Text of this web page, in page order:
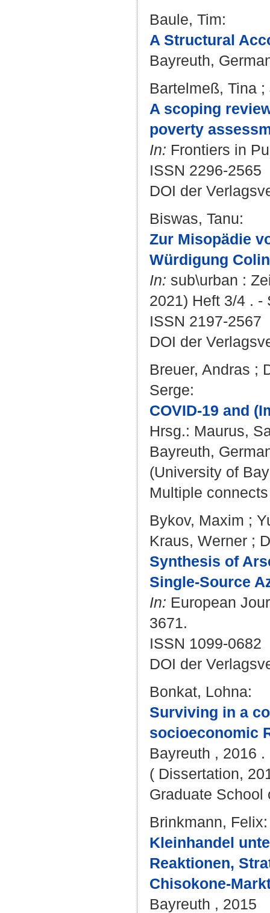
Baule, Tim:
A Structural
Bayreuth,
Bartelmeß, Tina ;
A scoping
poverty
In: Frontiers in
ISSN 2296-2565
DOI der
Biswas, Tanu:
Zur Misopädie
Würdigung
In: sub\urban :
2021) Heft 3/4 . -
ISSN 2197-2567
DOI der
Breuer, Andras ;
Serge:
COVID-19 and
Hrsg.: Maurus,
Bayreuth,
(University of
Multiple
Bykov, Maxim ;
Kraus, Werner ;
Synthesis of
Single-Source
In: European
3671.
ISSN 1099-0682
DOI der
Bonkat, Lohna:
Surviving in a
socioeconomic
Bayreuth , 2016
( Dissertation,
Graduate School
Brinkmann, Felix:
Kleinhandel
Reaktionen,
Chisokone-
Bayreuth , 2015